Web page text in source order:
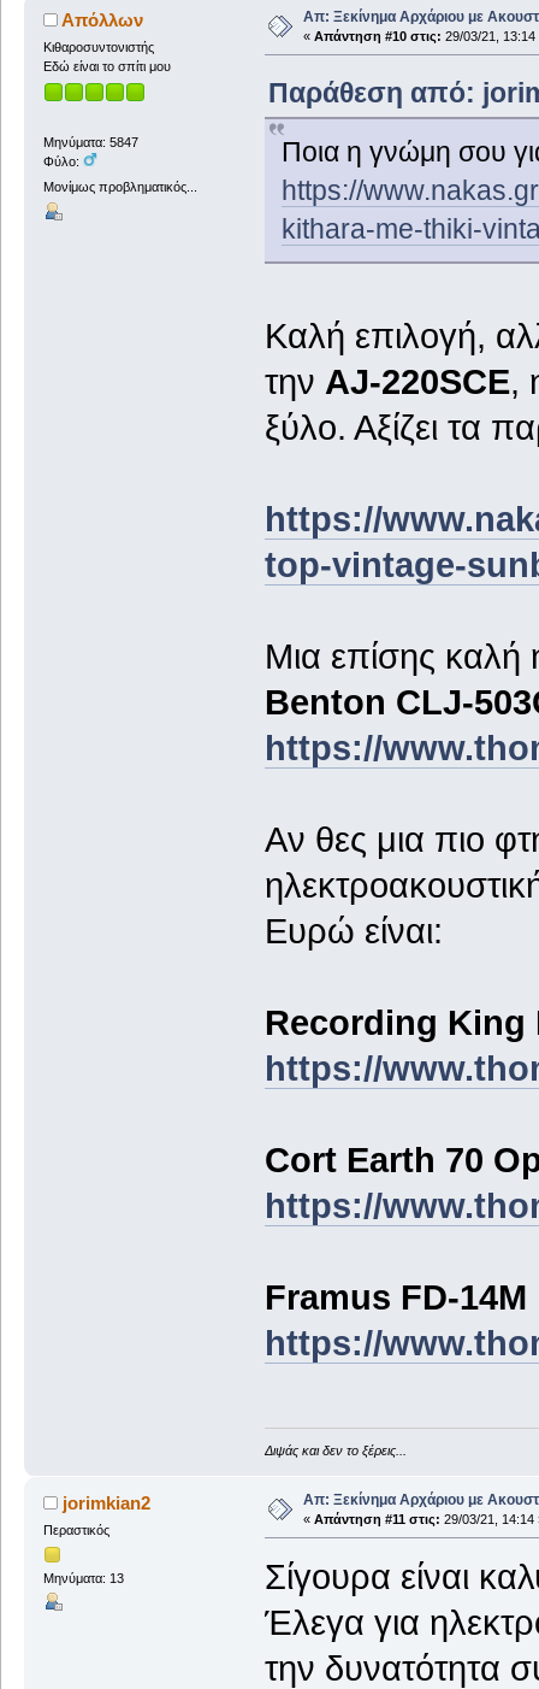
Απόλλων
Κιθαροσυντονιστής
Εδώ είναι το σπίτι μου
Μηνύματα: 5847
Φύλο:
Μονίμως προβληματικός...
Απ: Ξεκίνημα Αρχάριου με
« Απάντηση #10 στις: 29/03/21, 13:14
Παράθεση από:
Ποια η γνώμη σου
https://
kithara-me-thiki-
Καλή επιλογή,
την ΑJ-220SCE,
ξύλο. Αξίζει τα
https://
top-vintage-
Μια επίσης καλή
Benton CLJ-
https://
Aν θες μια πιο
Ευρώ είναι:
Recording King
https://
Cort Earth 70
https://
Framus FD-14M
https://
Διψάς και δεν το ξέρεις...
jorimkian2
Περαστικός
Μηνύματα: 13
Απ: Ξεκίνημα Αρχάριου με
« Απάντηση #11 στις: 29/03/21, 14:14
Σίγουρα είναι
Έλεγα για
την δυνατότητα